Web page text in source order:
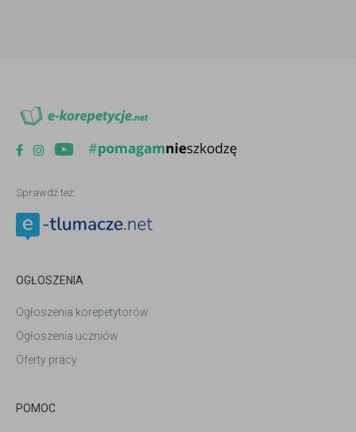
Sprawdź też:
OGŁOSZENIA
Ogłoszenia korepetytorów
Ogłoszenia uczniów
Oferty pracy
POMOC